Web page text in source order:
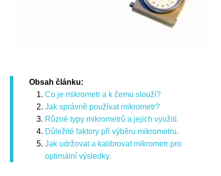
Obsah článku:
Co je mikrometr a k čemu slouží?
Jak správně používat mikrometr?
Různé typy mikrometrů a jejich využití.
Důležité faktory při výběru mikrometru.
Jak udržovat a kalibrovat mikrometr pro
optimální výsledky.